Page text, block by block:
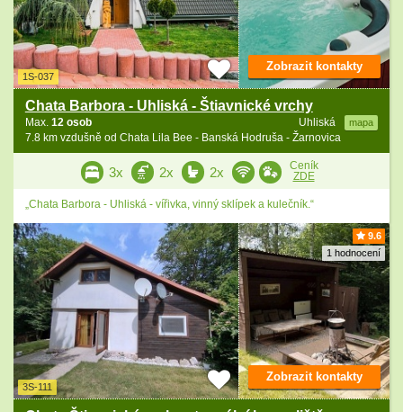
1S-037
Chata Barbora - Uhliská - Štiavnické vrchy
Uhliská mapa
Max. 12 osob
7.8 km vzdušně od Chata Lila Bee - Banská Hodruša - Žarnovica
Zobrazit kontakty
3x 2x 2x
Ceník
ZDE
„Chata Barbora - Uhliská - vířivka, vinný sklípek a kulečník.“
9.6
1 hodnocení
3S-111
Zobrazit kontakty